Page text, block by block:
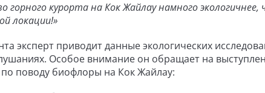
курорта на Кок Жайлау намного экологичнее,
локации!»
эксперт приводит данные экологических
Особое внимание он обращает на
поводу биофлоры на Кок Жайлау: